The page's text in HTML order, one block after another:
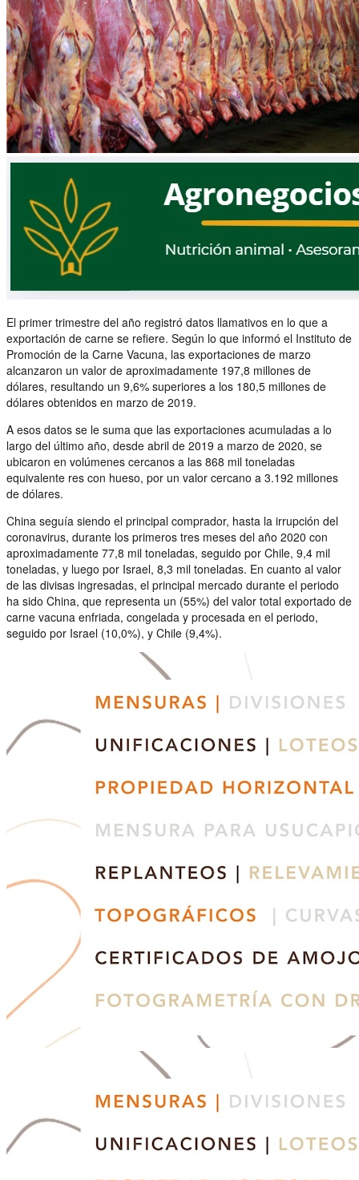
El primer trimestre del año registró datos llamativos en lo que a
exportación de carne se refiere. Según lo que informó el Instituto de
Promoción de la Carne Vacuna, las exportaciones de marzo
alcanzaron un valor de aproximadamente 197,8 millones de
dólares, resultando un 9,6% superiores a los 180,5 millones de
dólares obtenidos en marzo de 2019.
A esos datos se le suma que las exportaciones acumuladas a lo
largo del último año, desde abril de 2019 a marzo de 2020, se
ubicaron en volúmenes cercanos a las 868 mil toneladas
equivalente res con hueso, por un valor cercano a 3.192 millones
de dólares.
China seguía siendo el principal comprador, hasta la irrupción del
coronavirus, durante los primeros tres meses del año 2020 con
aproximadamente 77,8 mil toneladas, seguido por Chile, 9,4 mil
toneladas, y luego por Israel, 8,3 mil toneladas. En cuanto al valor
de las divisas ingresadas, el principal mercado durante el periodo
ha sido China, que representa un (55%) del valor total exportado de
carne vacuna enfriada, congelada y procesada en el periodo,
seguido por Israel (10,0%), y Chile (9,4%).